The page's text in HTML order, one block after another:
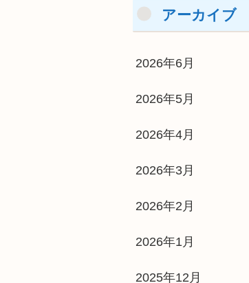
アーカイブ
2026年6月
2026年5月
2026年4月
2026年3月
2026年2月
2026年1月
2025年12月